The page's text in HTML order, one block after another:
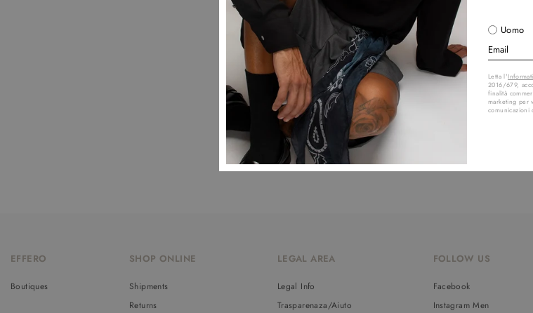
Uomo
Letta l'
2016/679,
finalità
marketing per
comunicazioni
EFFERO
Boutiques
SHOP ONLINE
Shipments
Returns
LEGAL AREA
Legal Info
Trasparenaza/Aiuto
FOLLOW US
Facebook
Instagram Men